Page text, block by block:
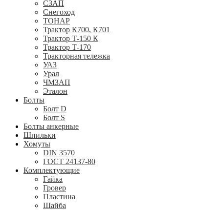
СЗАП
Снегоход
ТОНАР
Трактор К700, К701
Трактор Т-150 К
Трактор Т-170
Тракторная тележка
УАЗ
Урал
ЧМЗАП
Эталон
Болты
Болт D
Болт S
Болты анкерные
Шпильки
Хомуты
DIN 3570
ГОСТ 24137-80
Комплектующие
Гайка
Гровер
Пластина
Шайба